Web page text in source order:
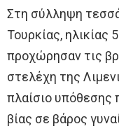
Στη σύλληψη
Τουρκίας, ηλικίας
προχώρησαν τις
στελέχη της
πλαίσιο υπόθεσης
βίας σε βάρος